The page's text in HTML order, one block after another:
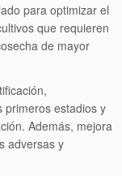
para optimizar el
que requieren
de mayor
primeros estadios y
Además, mejora
adversas y